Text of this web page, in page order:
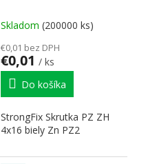
Skladom (200000 ks)
€0,01 bez DPH
€0,01 / ks
Do košíka
StrongFix Skrutka PZ ZH
4x16 biely Zn PZ2